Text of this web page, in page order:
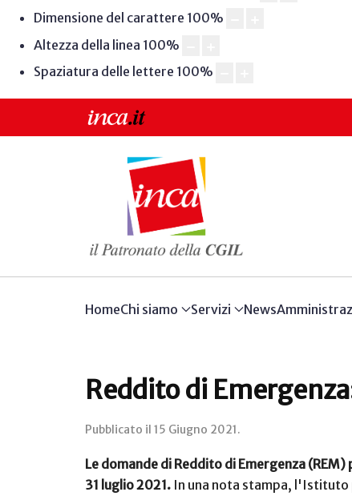
Dimensione del carattere 100%
Altezza della linea 100%
Spaziatura delle lettere 100%
HomeChi siamo Servizi News
Reddito di
Pubblicato il 15 Giugno 2021.
Le domande di Reddito di Emergenza
31 luglio 2021. In una nota stampa, l'Istituto